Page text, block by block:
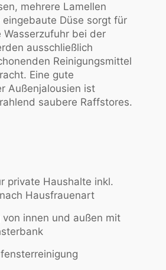
mehrere Lamellen
eingebaute Düse sorgt für
Wasserzufuhr bei der
ausschließlich
Reinigungsmittel
Eine gute
Außenjalousien ist
saubere Raffstores.
private Haushalte inkl.
Hausfrauenart
von innen und außen mit